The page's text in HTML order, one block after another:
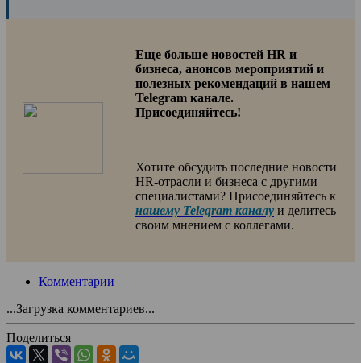
Еще больше новостей HR и
бизнеса, анонсов мероприятий и
полезных рекомендаций в нашем
Telegram канале.
Присоединяйтесь!
Хотите обсудить последние новости
HR-отрасли и бизнеса с другими
специалистами? Присоединяйтесь к
нашему Telegram каналу и делитесь
своим мнением с коллегами.
Комментарии
...Загрузка комментариев...
Поделиться